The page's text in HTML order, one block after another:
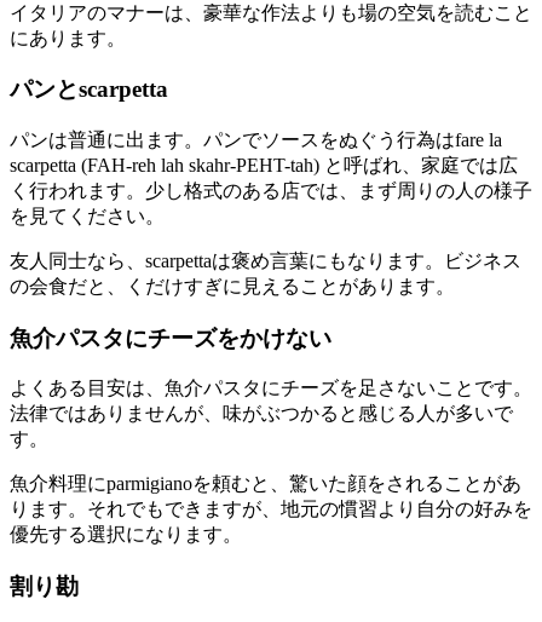
イタリアのマナーは、豪華な作法よりも場の空気を読むこと
にあります。
パンとscarpetta
パンは普通に出ます。パンでソースをぬぐう行為はfare la
scarpetta (FAH-reh lah skahr-PEHT-tah) と呼ばれ、家庭では広
く行われます。少し格式のある店では、まず周りの人の様子
を見てください。
友人同士なら、scarpettaは褒め言葉にもなります。ビジネス
の会食だと、くだけすぎに見えることがあります。
魚介パスタにチーズをかけない
よくある目安は、魚介パスタにチーズを足さないことです。
法律ではありませんが、味がぶつかると感じる人が多いで
す。
魚介料理にparmigianoを頼むと、驚いた顔をされることがあ
ります。それでもできますが、地元の慣習より自分の好みを
優先する選択になります。
割り勘